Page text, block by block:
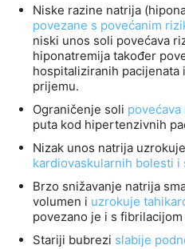
Niske razine natrija
povezane s povećanim
niski unos soli povećava
hiponatremija također
hospitaliziranih pacijenata
prijemu.
Ograničenje soli
puta kod hipertenzivnih
Nizak unos natrija
kardiovaskularnih bolesti i
Brzo snižavanje natrija
volumen i uzrokuje
povezano je i s fibrilacijom
Stariji bubrezi slabije